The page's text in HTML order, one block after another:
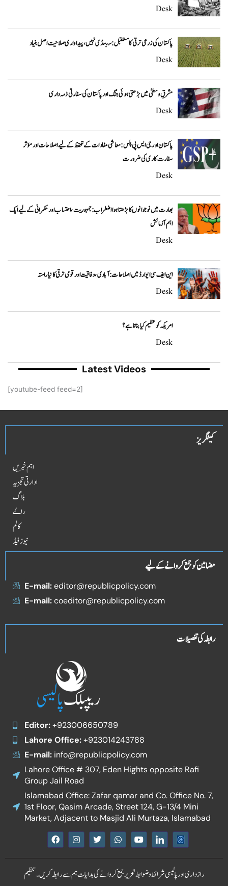
Desk
پاکستان کی زرعی ترقی کا مستقبل: سبسڈی نہیں، پیداواری صلاحیت اصل بنیاد
Desk
مشرقِ وسطیٰ میں بڑھتی ہوئی جنگ اور پاکستان کی سفارتی ذمہ داری
Desk
پاکستان اور جی ایس پی پلس: معاشی مفادات کے تحفظ کے لیے اصلاحات اور مؤثر
سفارت کاری کی ضرورت
Desk
بھارت میں نوجوانوں کا بڑھتا ہوا اضطراب: جمہوریت، احتساب اور حکمرانی کے لیے ایک
اہم آزمائش
Desk
این ایف سی ایوارڈ میں اصلاحات: آبادی، وفاقیت اور قومی ترقی کا نیا راستہ
Desk
امریکہ کو عظیم کیا بناتا ہے؟
Desk
Latest Videos
[youtube-feed feed=2]
کیٹگریز
اہم خبریں
ادارتی تجزیہ
بلاگ
راۓ
کالم
نیوز فیڈ
مضامین کو جمع کروانے کے لیے
E-mail:editor@republicpolicy.com
E-mail:coeditor@republicpolicy.com
رابطہ کی تفصیلات
Editor:+923006650789
Lahore Office:+923014243788
E-mail:info@republicpolicy.com
Lahore Office # 307, Eden Hights opposite Rafi
Group Jail Road
Islamabad Office: Zafar qamar and Co. Office No. 7,
1st Floor, Qasim Arcade, Street 124, G-13/4 Mini
Market, Adjacent to Masjid Ali Murtaza, Islamabad
F
a
e
o
I
n
t
g
T
w
t
t
e
W
h
t
s
a
Y
o
t
b
I
c
n
-
l
تنظیمہم سے رابطہ کریں۔تحریر جمع کروانے کی ہدایاتشرائط و ضوابطرازداری اور پالیسی